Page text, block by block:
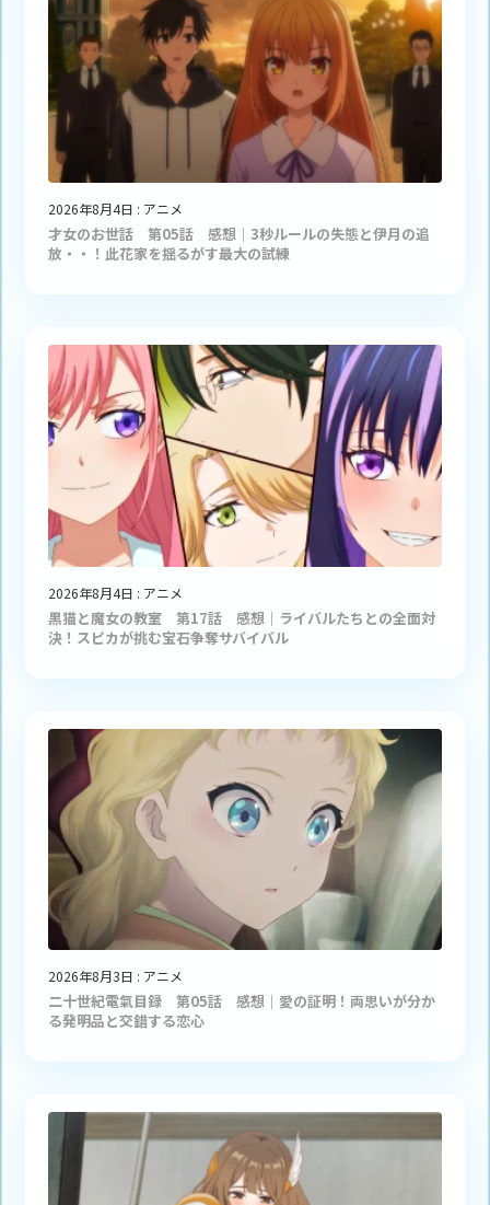
2026年8月4日 : アニメ
才女のお世話 第05話 感想｜3秒ルールの失態と伊月の追
放・・！此花家を揺るがす最大の試練
2026年8月4日 : アニメ
黒猫と魔女の教室 第17話 感想｜ライバルたちとの全面対
決！スピカが挑む宝石争奪サバイバル
2026年8月3日 : アニメ
二十世紀電氣目録 第05話 感想｜愛の証明！両思いが分か
る発明品と交錯する恋心